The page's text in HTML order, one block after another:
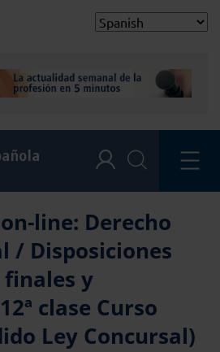
line: Derecho
/ Disposiciones
y
clase Curso
Ley Concursal)